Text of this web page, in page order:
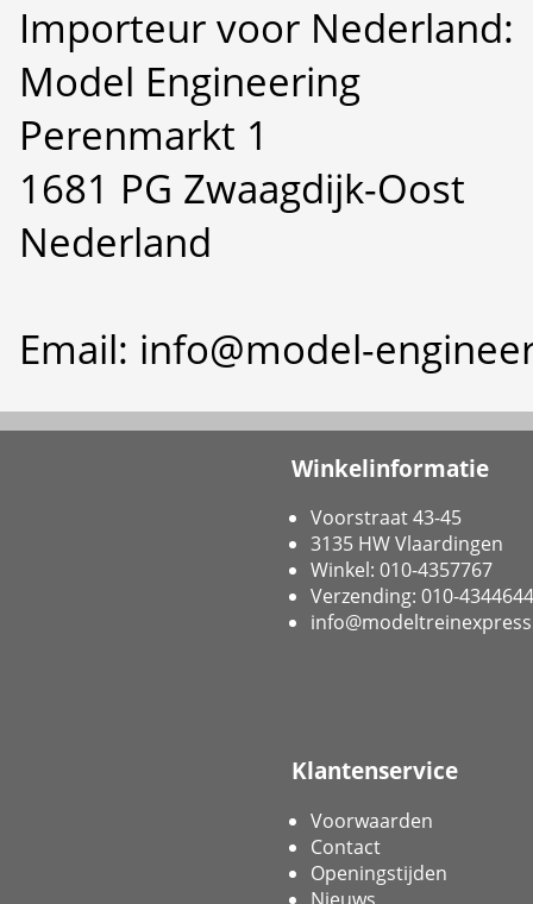
Importeur voor Nederland:
Model Engineering
Perenmarkt 1
1681 PG Zwaagdijk-Oost
Nederland
Email: info@model-
Winkelinformatie
Voorstraat 43-45
3135 HW Vlaardingen
Winkel: 010-4357767
Verzending: 010-4344644
Klantenservice
Voorwaarden
Contact
Openingstijden